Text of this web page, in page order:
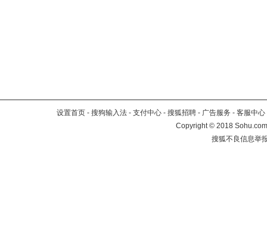
设置首页 - 搜狗输入法 - 支付中心 - 搜狐招聘 - 广告服务 - 客服中心
Copyright©2018
搜狐不良信息举